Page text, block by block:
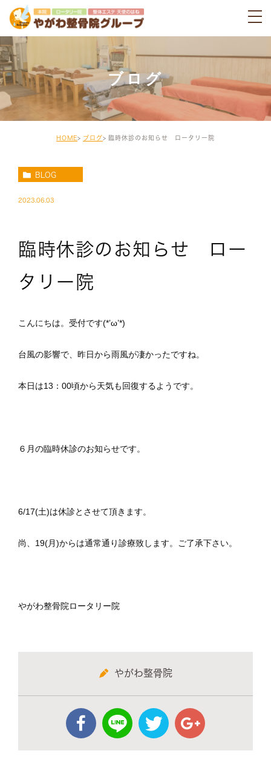
ブログ
HOME ブログ 臨時休診のお知らせ ロータリー院
BLOG
2023.06.03
臨時休診のお知らせ ロー
タリー院
こんにちは。受付です(*’ω’*)
台風の影響で、昨日から雨風が凄かったですね。
本日は13：00頃から天気も回復するようです。
６月の臨時休診のお知らせです。
6/17(土)は休診とさせて頂きます。
尚、19(月)からは通常通り診療致します。ご了承下さい。
やがわ整骨院ロータリー院
やがわ整骨院